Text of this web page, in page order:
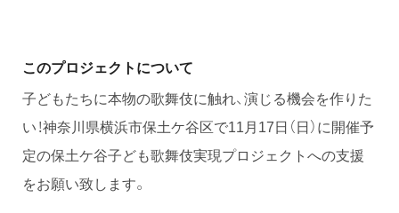
このプロジェクトについて
子どもたちに本物の歌舞伎に触れ、演じる機会を作りた
い！神奈川県横浜市保土ケ谷区で11月17日（日）に開催予
定の保土ケ谷子ども歌舞伎実現プロジェクトへの支援
をお願い致します。